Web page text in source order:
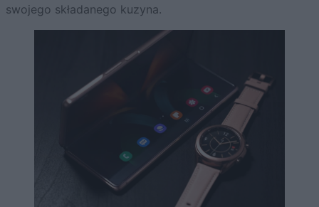
swojego składanego kuzyna.